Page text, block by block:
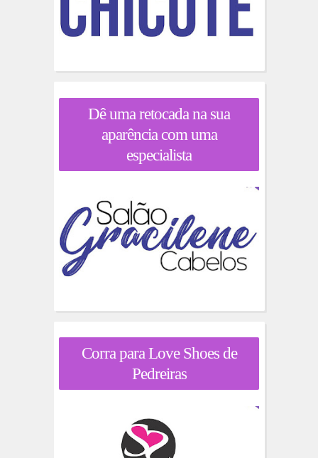
Dê uma retocada na sua
aparência com uma
especialista
Corra para Love Shoes de
Pedreiras